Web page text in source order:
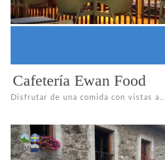
Cafetería Ewan Food
Disfrutar de una comida con vistas a...